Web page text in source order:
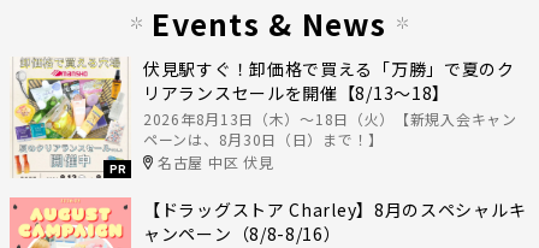
Events & News
PR
伏見駅すぐ！卸価格で買える「万勝」で夏のク
リアランスセールを開催【8/13〜18】
2026年8月13日（木）〜18日（火）【新規入会キャン
ペーンは、8月30日（日）まで！】
名古屋 中区 伏見
【ドラッグストア Charley】8月のスペシャルキ
ャンペーン（8/8-8/16）